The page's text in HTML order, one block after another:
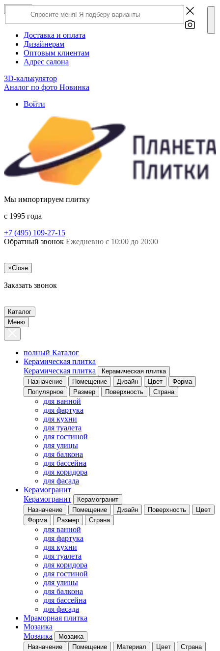
О компании
Доставка и оплата
Дизайнерам
Оптовым клиентам
Адрес салона
3D-калькулятор
Аналог по фото Новинка
Войти
Мы импортируем плитку
c 1995 года
+7 (495) 109-27-15
Обратный звонок Ежедневно с 10:00 до 20:00
×Close
Заказать звонок
Каталог
Меню
полный Каталог
Керамическая плитка
Керамическая плитка
Керамическая плитка
Назначение
Помещение Дизайн Цвет
Форма
Популярное
Размер Поверхность Страна
для ванной
для фартука
для кухни
для туалета
для гостиной
для улицы
для балкона
для бассейна
для коридора
для фасада
Керамогранит
Керамогранит
Керамогранит
Назначение
Помещение Дизайн Поверхность
Цвет
Форма
Размер Страна
для ванной
для фартука
для кухни
для туалета
для коридора
для гостиной
для улицы
для балкона
для бассейна
для фасада
Мраморная плитка
Мозаика
Мозаика
Мозаика
Назначение
Помещение Материал Цвет Страна